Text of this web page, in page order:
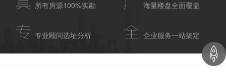
所有房源100%实勘 海量楼盘全面覆盖
专业顾问选址分析 企业服务一站搞定